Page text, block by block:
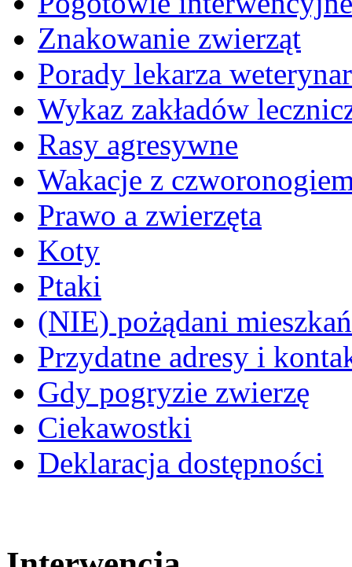
Znakowanie zwierząt
Porady lekarza
Wykaz zakładów
Rasy agresywne
Wakacje z
Prawo a zwierzęta
Koty
Ptaki
(NIE) pożądani
Przydatne adresy i
Gdy pogryzie zwierzę
Ciekawostki
Deklaracja dostępności